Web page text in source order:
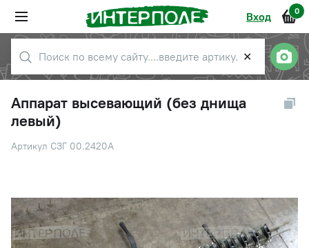
Вход 0
✕
Аппарат высевающий (без днища
левый)
Артикул СЗГ 00.2420А